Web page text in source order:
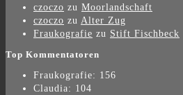
czoczo zu Moorlandschaft
czoczo zu Alter Zug
Fraukografie zu Stift Fischbeck
Top Kommentatoren
Fraukografie: 156
Claudia: 104